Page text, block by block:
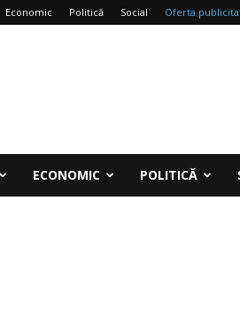
Economic Politică Social Oferta
ECONOMIC POLITICĂ